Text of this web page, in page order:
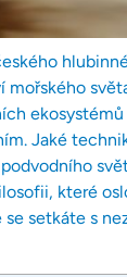
mořského
Jaké
které
setkáte s